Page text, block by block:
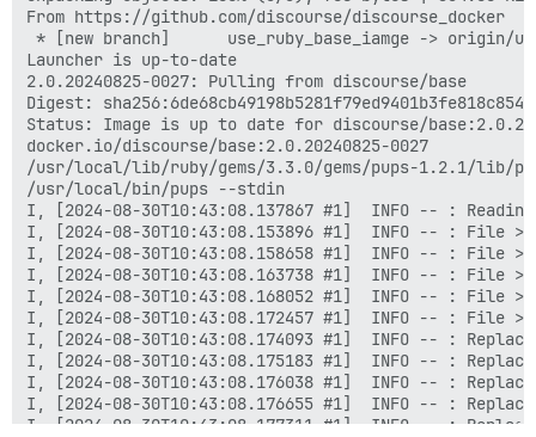
From https://github.com/discourse/discourse_docker
* [new branch]      use_ruby_base_iamge -> origin/
Launcher is up-to-date
2.0.20240825-0027: Pulling from discourse/base
Digest:
Status: Image is up to date for discourse/
docker.io/discourse/base:2.0.20240825-0027
/usr/local/lib/ruby/gems/3.3.0/gems/pups-1.2.1/lib/
/usr/local/bin/pups --stdin
I, [2024-08-30T10:43:08.137867 #1]  INFO -- :
I, [2024-08-30T10:43:08.153896 #1]  INFO -- : File
I, [2024-08-30T10:43:08.158658 #1]  INFO -- : File
I, [2024-08-30T10:43:08.163738 #1]  INFO -- : File
I, [2024-08-30T10:43:08.168052 #1]  INFO -- : File
I, [2024-08-30T10:43:08.172457 #1]  INFO -- : File >
I, [2024-08-30T10:43:08.174093 #1]  INFO -- :
I, [2024-08-30T10:43:08.175183 #1]  INFO -- :
I, [2024-08-30T10:43:08.176038 #1]  INFO -- :
I, [2024-08-30T10:43:08.176655 #1]  INFO -- :
I, [2024-08-30T10:43:08.177311 #1]  INFO -- :